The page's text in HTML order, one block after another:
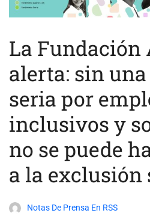
La Fundación
alerta: sin
seria por
inclusivos y
no se puede
a la exclusión
Notas De Prensa En RSS